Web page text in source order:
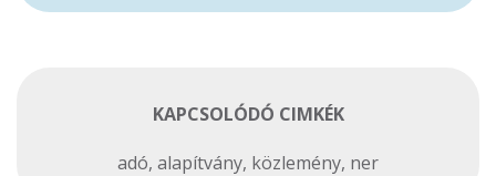
KAPCSOLÓDÓ CIMKÉK
adó, alapítvány, közlemény, ner